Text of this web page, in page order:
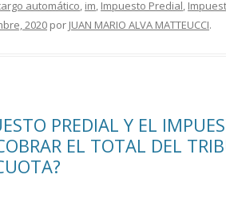
p
automático, im, Impuesto Predial,
2020 por JUAN MARIO ALVA MATTEUCCI.
PREDIAL Y EL
EL TOTAL DEL